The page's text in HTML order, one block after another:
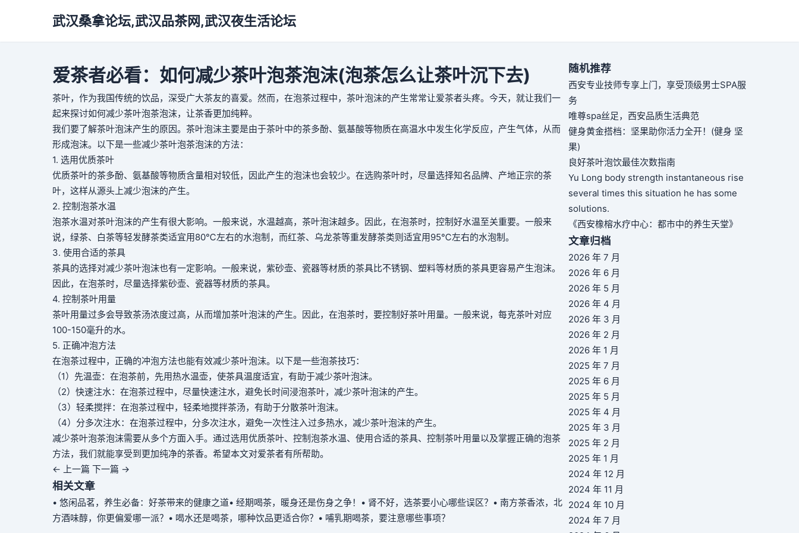
武汉桑拿论坛,武汉品茶网,武汉夜生活论坛
爱茶者必看：如何减少茶叶泡茶泡沫(泡茶怎么让茶叶沉下去)
茶叶，作为我国传统的饮品，深受广大茶友的喜爱。然而，在泡茶过程中，茶叶泡沫的产生常常让爱茶者头疼。今天，就让我们一
起来探讨如何减少茶叶泡茶泡沫，让茶香更加纯粹。
我们要了解茶叶泡沫产生的原因。茶叶泡沫主要是由于茶叶中的茶多酚、氨基酸等物质在高温水中发生化学反应，产生气体，从而
形成泡沫。以下是一些减少茶叶泡茶泡沫的方法：
1. 选用优质茶叶
优质茶叶的茶多酚、氨基酸等物质含量相对较低，因此产生的泡沫也会较少。在选购茶叶时，尽量选择知名品牌、产地正宗的茶
叶，这样从源头上减少泡沫的产生。
2. 控制泡茶水温
泡茶水温对茶叶泡沫的产生有很大影响。一般来说，水温越高，茶叶泡沫越多。因此，在泡茶时，控制好水温至关重要。一般来
说，绿茶、白茶等轻发酵茶类适宜用80℃左右的水泡制，而红茶、乌龙茶等重发酵茶类则适宜用95℃左右的水泡制。
3. 使用合适的茶具
茶具的选择对减少茶叶泡沫也有一定影响。一般来说，紫砂壶、瓷器等材质的茶具比不锈钢、塑料等材质的茶具更容易产生泡沫。
因此，在泡茶时，尽量选择紫砂壶、瓷器等材质的茶具。
4. 控制茶叶用量
茶叶用量过多会导致茶汤浓度过高，从而增加茶叶泡沫的产生。因此，在泡茶时，要控制好茶叶用量。一般来说，每克茶叶对应
100-150毫升的水。
5. 正确冲泡方法
在泡茶过程中，正确的冲泡方法也能有效减少茶叶泡沫。以下是一些泡茶技巧：
（1）先温壶：在泡茶前，先用热水温壶，使茶具温度适宜，有助于减少茶叶泡沫。
（2）快速注水：在泡茶过程中，尽量快速注水，避免长时间浸泡茶叶，减少茶叶泡沫的产生。
（3）轻柔搅拌：在泡茶过程中，轻柔地搅拌茶汤，有助于分散茶叶泡沫。
（4）分多次注水：在泡茶过程中，分多次注水，避免一次性注入过多热水，减少茶叶泡沫的产生。
减少茶叶泡茶泡沫需要从多个方面入手。通过选用优质茶叶、控制泡茶水温、使用合适的茶具、控制茶叶用量以及掌握正确的泡茶
方法，我们就能享受到更加纯净的茶香。希望本文对爱茶者有所帮助。
← 上一篇 下一篇 →
相关文章
• 悠闲品茗，养生必备：好茶带来的健康之道• 经期喝茶，暖身还是伤身之争！ • 肾不好，选茶要小心哪些误区？ • 南方茶香浓，北
方酒味醇，你更偏爱哪一派？ • 喝水还是喝茶，哪种饮品更适合你？ • 哺乳期喝茶，要注意哪些事项？
随机推荐
西安专业技师专享上门，享受顶级男士SPA服
务
唯尊spa丝足，西安品质生活典范
健身黄金搭档：坚果助你活力全开！(健身 坚
果)
良好茶叶泡饮最佳次数指南
Yu Long body strength instantaneous rise
several times this situation he has some
solutions.
《西安橡榕水疗中心：都市中的养生天堂》
文章归档
2026 年 7 月
2026 年 6 月
2026 年 5 月
2026 年 4 月
2026 年 3 月
2026 年 2 月
2026 年 1 月
2025 年 7 月
2025 年 6 月
2025 年 5 月
2025 年 4 月
2025 年 3 月
2025 年 2 月
2025 年 1 月
2024 年 12 月
2024 年 11 月
2024 年 10 月
2024 年 7 月